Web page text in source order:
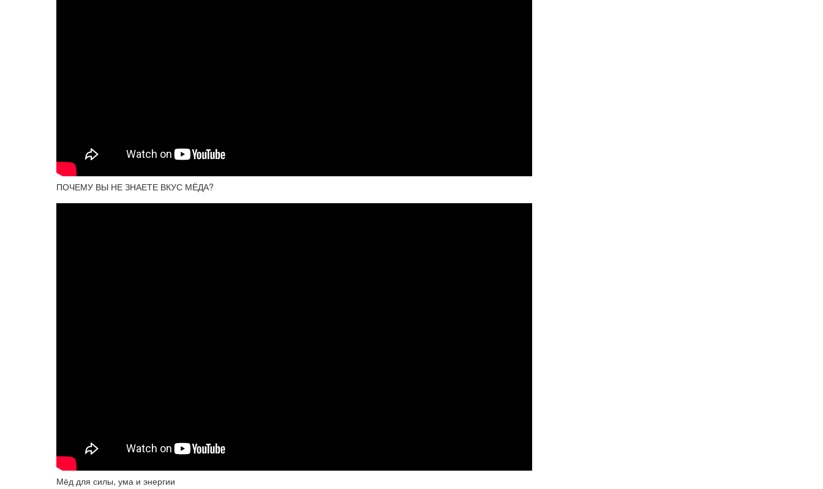
ПОЧЕМУ ВЫ НЕ ЗНАЕТЕ ВКУС МЁДА?
Мёд для силы, ума и энергии